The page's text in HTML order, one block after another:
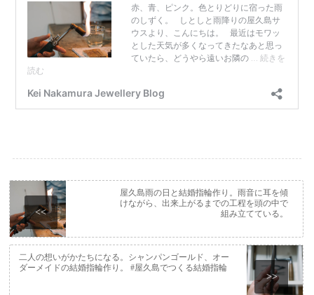
<<
屋久島雨の日と結婚指輪作り。雨音に耳を傾
けながら、出来上がるまでの工程を頭の中で
組み立てている。
>>
二人の想いがかたちになる。シャンパンゴールド、オー
ダーメイドの結婚指輪作り。 #屋久島でつくる結婚指輪